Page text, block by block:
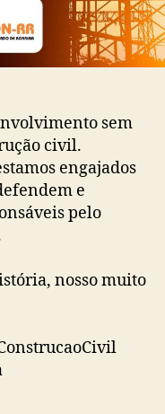
sem
civil.
engajados
e
pelo
nosso muito